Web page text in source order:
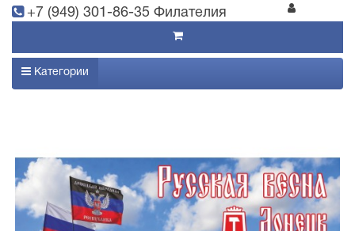
+7 (949) 301-86-35 Филателия
Категории